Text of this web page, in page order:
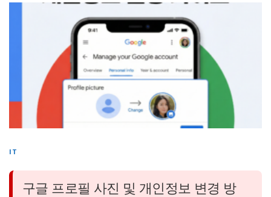
IT
구글 프로필 사진 및 개인정보 변경 방